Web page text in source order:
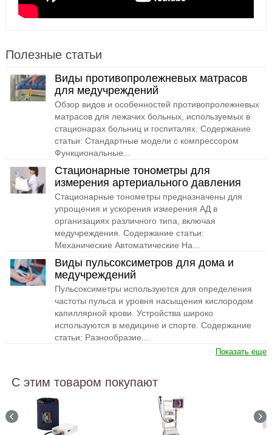
Полезные статьи
Виды противопролежневых матрасов
для медучреждений
Обзор видов и особенностей противопролежневых
матрасов для лежачих больных, используемых в
стационарах больниц и госпиталях. Содержание
статьи: Стандартные модели с компрессором
Функциональные...
Стационарные тонометры для
измерения артериального давления
Стационарные тонометры предназначены для
упрощения и ускорения измерения АД в
организациях различного типа, включая
медучреждения. Содержание статьи:
Механические Автоматические На...
Виды пульсоксиметров для дома и
медучреждений
Пульсоксиметры используются для определения
частоты пульса и уровня насыщения кислородом
капиллярной крови. Устройства широко
используются в медицине и спорте. Содержание
статьи: Разнообразие...
Показать еще
С этим товаром покупают